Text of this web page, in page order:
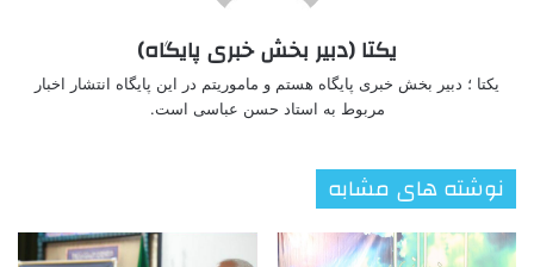
یکتا (دبیر بخش خبری پایگاه)
یکتا ؛ دبیر بخش خبری پایگاه هستم و ماموریتم در این پایگاه انتشار اخبار
مربوط به استاد حسن عباسی است.
نوشته های مشابه